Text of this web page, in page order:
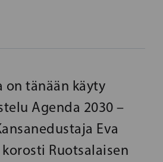
on tänään käyty
Agenda 2030 –
Eva
korosti Ruotsalaisen